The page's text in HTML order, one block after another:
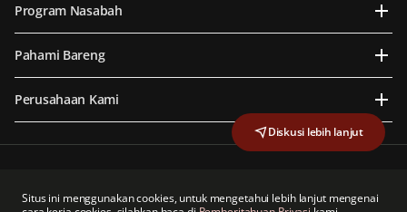
Diskusi lebih lanjut
Situs ini menggunakan cookies, untuk mengetahui lebih lanjut mengenai
Program Nasabah
Pahami Bareng
Perusahaan Kami
Sengketa Sektor Jasa Keuangan